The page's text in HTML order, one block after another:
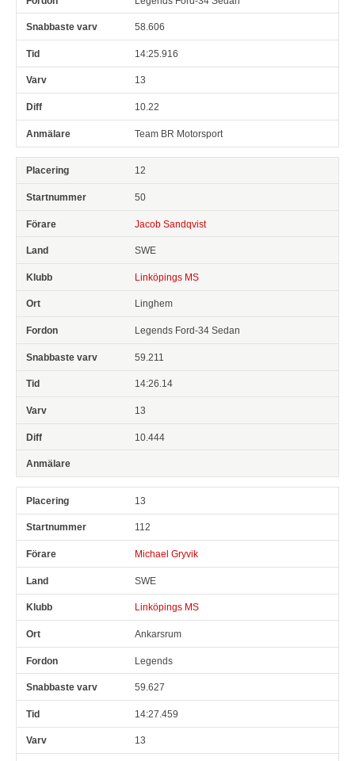
58.606
14:25.916
13
10.22
Team BR Motorsport
12
50
Jacob Sandqvist
SWE
Linköpings MS
Linghem
Legends Ford-34 Sedan
59.211
14:26.14
13
10.444
13
112
Michael Gryvik
SWE
Linköpings MS
Ankarsrum
Legends
59.627
14:27.459
13